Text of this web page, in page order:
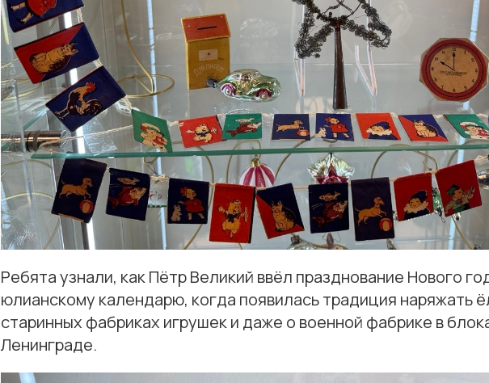
Ребята узнали, как Пётр Великий ввёл празднование Нового
юлианскому календарю, когда появилась традиция наряжать
старинных фабриках игрушек и даже о военной фабрике в
Ленинграде.